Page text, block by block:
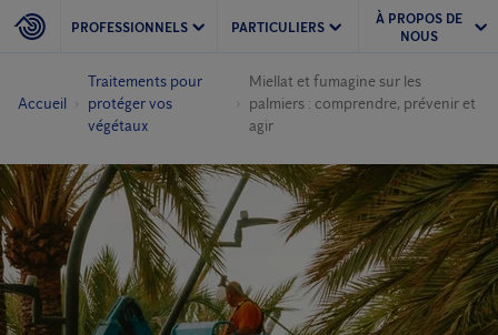
PROFESSIONNELS PARTICULIERS
À PROPOS DE
NOUS
Accueil
Traitements pour
protéger vos
végétaux
Miellat et fumagine sur les
palmiers : comprendre, prévenir et
agir